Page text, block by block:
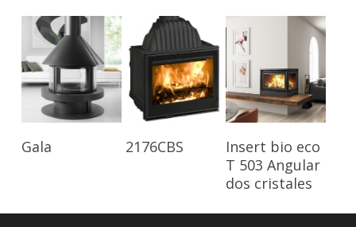
Gala Leer Más
2176CBS Leer Más
Insert bio eco
T 503 Angular
dos cristales